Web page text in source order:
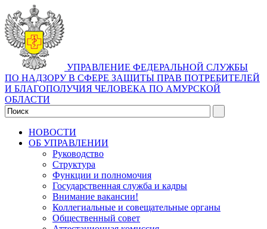
УПРАВЛЕНИЕ ФЕДЕРАЛЬНОЙ СЛУЖБЫ
ПО НАДЗОРУ В СФЕРЕ ЗАЩИТЫ ПРАВ ПОТРЕБИТЕЛЕЙ
И БЛАГОПОЛУЧИЯ ЧЕЛОВЕКА ПО АМУРСКОЙ
ОБЛАСТИ
НОВОСТИ
ОБ УПРАВЛЕНИИ
Руководство
Структура
Функции и полномочия
Государственная служба и кадры
Внимание вакансии!
Коллегиальные и совещательные органы
Общественный совет